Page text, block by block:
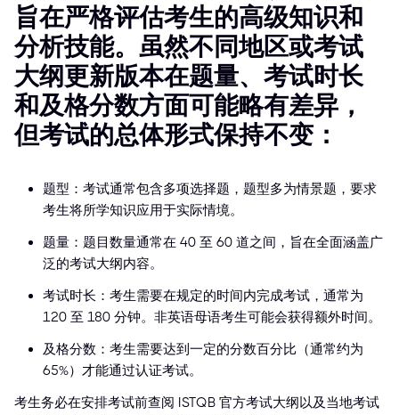
旨在严格评估考生的高级知识和
分析技能。虽然不同地区或考试
大纲更新版本在题量、考试时长
和及格分数方面可能略有差异，
但考试的总体形式保持不变：
题型：考试通常包含多项选择题，题型多为情景题，要求
考生将所学知识应用于实际情境。
题量：题目数量通常在 40 至 60 道之间，旨在全面涵盖广
泛的考试大纲内容。
考试时长：考生需要在规定的时间内完成考试，通常为
120 至 180 分钟。非英语母语考生可能会获得额外时间。
及格分数：考生需要达到一定的分数百分比（通常约为
65%）才能通过认证考试。
考生务必在安排考试前查阅 ISTQB 官方考试大纲以及当地考试